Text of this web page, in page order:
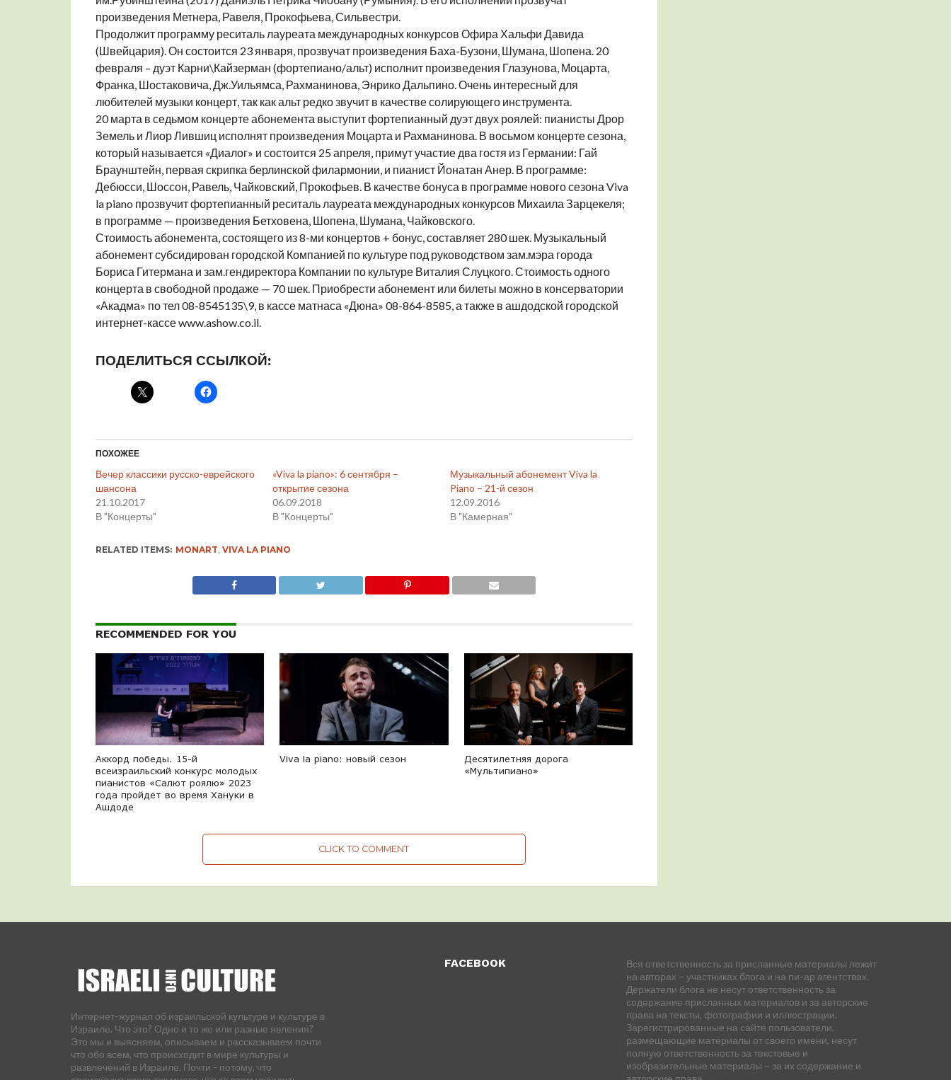
произведения Метнера, Равеля, Прокофьева, Сильвестри.
Продолжит программу реситаль лауреата международных конкурсов Офира Хальфи Давида
(Швейцария). Он состоится 23 января, прозвучат произведения Баха-Бузони, Шумана, Шопена. 20
февраля – дуэт Карни\Кайзерман (фортепиано/альт) исполнит произведения Глазунова, Моцарта,
Франка, Шостаковича, Дж.Уильямса, Рахманинова, Энрико Дальпино. Очень интересный для
любителей музыки концерт, так как альт редко звучит в качестве солирующего инструмента.
20 марта в седьмом концерте абонемента выступит фортепианный дуэт двух роялей: пианисты Дрор
Земель и Лиор Лившиц исполнят произведения Моцарта и Рахманинова. В восьмом концерте сезона,
который называется «Диалог» и состоится 25 апреля, примут участие два гостя из Германии: Гай
Браунштейн, первая скрипка берлинской филармонии, и пианист Йонатан Анер. В программе:
Дебюсси, Шоссон, Равель, Чайковский, Прокофьев. В качестве бонуса в программе нового сезона Viva
la piano прозвучит фортепианный реситаль лауреата международных конкурсов Михаила Зарцекеля;
в программе — произведения Бетховена, Шопена, Шумана, Чайковского.
Стоимость абонемента, состоящего из 8-ми концертов + бонус, составляет 280 шек. Музыкальный
абонемент субсидирован городской Компанией по культуре под руководством зам.мэра города
Бориса Гитермана и зам.гендиректора Компании по культуре Виталия Слуцкого. Стоимость одного
концерта в свободной продаже — 70 шек. Приобрести абонемент или билеты можно в консерватории
«Акадма» по тел 08-8545135\9, в кассе матнаса «Дюна» 08-864-8585, а также в ашдодской городской
интернет-кассе www.ashow.co.il.
ПОДЕЛИТЬСЯ ССЫЛКОЙ:
ПОХОЖЕЕ
Вечер классики русско-еврейского
шансона
21.10.2017
В "Концерты"
«Viva la piano»: 6 сентября –
открытие сезона
06.09.2018
В "Концерты"
Музыкальный абонемент Viva la
Piano – 21-й сезон
12.09.2016
В "Камерная"
RELATED ITEMS: MONART, VIVA LA PIANO
RECOMMENDED FOR YOU
Аккорд победы. 15-й
всеизраильский конкурс молодых
пианистов «Салют роялю» 2023
года пройдет во время Хануки в
Ашдоде
Viva la piano: новый сезон
Десятилетняя дорога
«Мультипиано»
CLICK TO COMMENT
Интернет-журнал об израильской культуре и культуре в
Израиле. Что это? Одно и то же или разные явления?
Это мы и выясняем, описываем и рассказываем почти
что обо всем, что происходит в мире культуры и
развлечений в Израиле. Почти - потому, что
FACEBOOK
Вся ответственность за присланные материалы лежит
на авторах – участниках блога и на пи-ар агентствах.
Держатели блога не несут ответственность за
содержание присланных материалов и за авторские
права на тексты, фотографии и иллюстрации.
Зарегистрированные на сайте пользователи,
размещающие материалы от своего имени, несут
полную ответственность за текстовые и
изобразительные материалы – за их содержание и